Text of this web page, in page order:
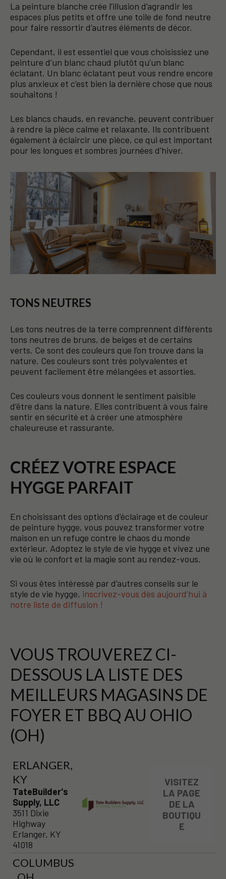
La peinture blanche crée l’illusion d’agrandir les
espaces plus petits et offre une toile de fond neutre
pour faire ressortir d’autres éléments de décor.
Cependant, il est essentiel que vous choisissiez une
peinture d’un blanc chaud plutôt qu’un blanc
éclatant. Un blanc éclatant peut vous rendre encore
plus anxieux et c’est bien la dernière chose que nous
souhaitons !
Les blancs chauds, en revanche, peuvent contribuer
à rendre la pièce calme et relaxante. Ils contribuent
également à éclaircir une pièce, ce qui est important
pour les longues et sombres journées d’hiver.
TONS NEUTRES
Les tons neutres de la terre comprennent différents
tons neutres de bruns, de beiges et de certains
verts. Ce sont des couleurs que l’on trouve dans la
nature. Ces couleurs sont très polyvalentes et
peuvent facilement être mélangées et assorties.
Ces couleurs vous donnent le sentiment paisible
d’être dans la nature. Elles contribuent à vous faire
sentir en sécurité et à créer une atmosphère
chaleureuse et rassurante.
CRÉEZ VOTRE ESPACE
HYGGE PARFAIT
En choisissant des options d’éclairage et de couleur
de peinture hygge, vous pouvez transformer votre
maison en un refuge contre le chaos du monde
extérieur. Adoptez le style de vie hygge et vivez une
vie où le confort et la magie sont au rendez-vous.
Si vous êtes intéressé par d’autres conseils sur le
style de vie hygge, inscrivez-vous dès aujourd’hui à
notre liste de diffusion !
VOUS TROUVEREZ CI-
DESSOUS LA LISTE DES
MEILLEURS MAGASINS DE
FOYER ET BBQ AU OHIO
(OH)
ERLANGER,
KY
TateBuilder's
Supply, LLC
3511 Dixie
Highway
Erlanger, KY
41018
VISITEZ
LA PAGE
DE LA
BOUTIQU
E
COLUMBUS